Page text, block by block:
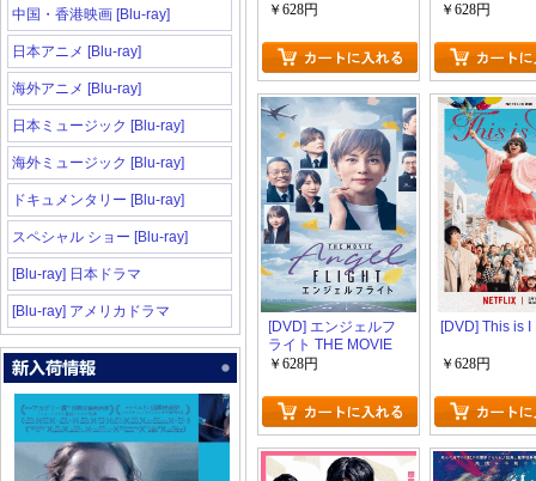
中国・香港映画 [Blu-ray]
日本アニメ [Blu-ray]
海外アニメ [Blu-ray]
日本ミュージック [Blu-ray]
海外ミュージック [Blu-ray]
ドキュメンタリー [Blu-ray]
スペシャル ショー [Blu-ray]
[Blu-ray] 日本ドラマ
[Blu-ray] アメリカドラマ
￥628円
￥628円
[DVD] エンジェルフ
ライト THE MOVIE
￥628円
[DVD] This is I
￥628円